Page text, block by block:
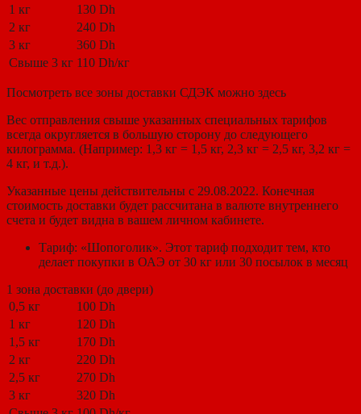
1 кг
130 Dh
2 кг
240 Dh
3 кг
360 Dh
Свыше 3 кг 110 Dh/кг
Посмотреть все зоны доставки СДЭК можно здесь
Вес отправления свыше указанных специальных тарифов
всегда округляется в большую сторону до следующего
килограмма. (Например: 1,3 кг = 1,5 кг, 2,3 кг = 2,5 кг, 3,2 кг =
4 кг, и т.д.).
Указанные цены действительны с 29.08.2022. Конечная
стоимость доставки будет рассчитана в валюте внутреннего
счета и будет видна в вашем личном кабинете.
Тариф: «Шопоголик». Этот тариф подходит тем, кто
делает покупки в ОАЭ от 30 кг или 30 посылок в месяц
1 зона доставки (до двери)
0,5 кг
100 Dh
1 кг
120 Dh
1,5 кг
170 Dh
2 кг
220 Dh
2,5 кг
270 Dh
3 кг
320 Dh